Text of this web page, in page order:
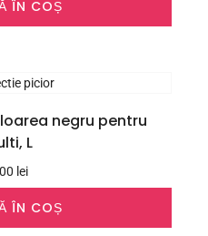
ÎN COȘ
negru pentru
L
lei
ÎN COȘ